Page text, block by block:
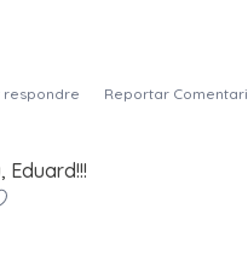
respondre Reportar Comentari
Eduard!!!